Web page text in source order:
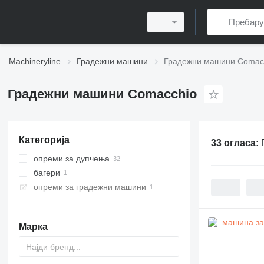
Machineryline Градежни машини Градежни машини
Градежни машини Comacchio
Категорија
опреми за дупчења
машини за дупчење
машини за набивање столбови
багери
мини багери
опреми за градежни машини
Марка
33 огласа: